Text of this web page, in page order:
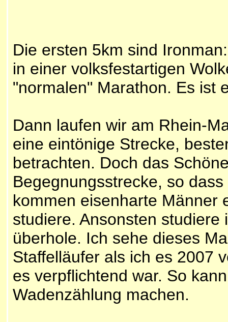
Die ersten 5km sind
in einer volksfestartigen
"normalen" Marathon. Es ist
Dann laufen wir am Rhein-
eine eintönige Strecke,
betrachten. Doch das
Begegnungsstrecke, so
kommen eisenharte Männer
studiere. Ansonsten
überhole. Ich sehe dieses
Staffelläufer als ich es 2007
es verpflichtend war. So
Wadenzählung machen.